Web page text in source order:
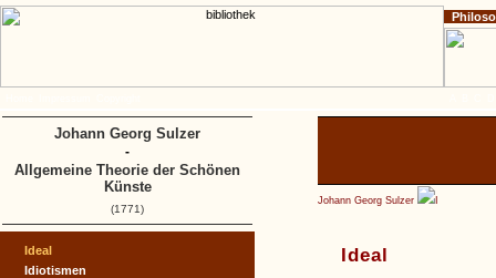
Johann Georg Sulzer
Ideal
Ideal
Idiotismen
Johann Georg Sulzer
-
Allgemeine Theorie der Schönen
Künste
(1771)